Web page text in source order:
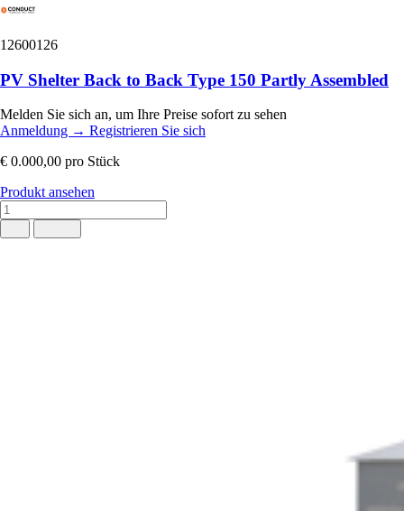
12600126
PV Shelter Back to Back Type 150 Partly Assembled
Melden Sie sich an, um Ihre Preise sofort zu sehen
Anmeldung → Registrieren Sie sich
€ 0.000,00 pro Stück
Produkt ansehen